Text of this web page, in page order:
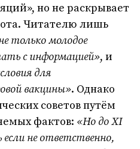
но не раскрывает
Читателю лишь
только молодое
с информацией», и
для
вакцины». Однако
советов путём
фактов: «Но до XI
не ответственно,